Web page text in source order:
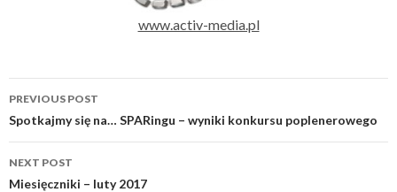
www.activ-media.pl
Post
navigation
PREVIOUS POST
Spotkajmy się na… SPARingu – wyniki konkursu poplenerowego
NEXT POST
Miesięczniki – luty 2017